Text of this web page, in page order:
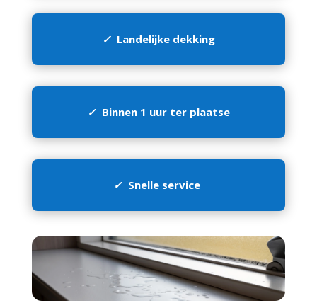
✓ Landelijke dekking
✓Binnen 1 uur ter plaatse
✓ Snelle service